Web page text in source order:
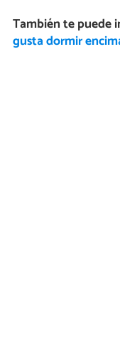
También te puede
gusta dormir